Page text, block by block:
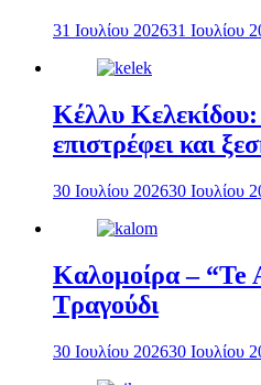
31 Ιουλίου 202631 Ιουλίου
Κέλλυ
επιστρέφει και
30 Ιουλίου 202630 Ιουλίου
Καλομοίρα – “Te
Τραγούδι
30 Ιουλίου 202630 Ιουλίου